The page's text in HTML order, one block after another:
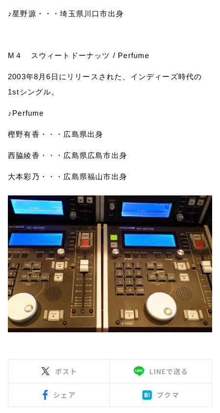
♪星野源・・・埼玉県川口市出身
M ４ スウィートドーナッツ / Perfume
2003年8 月6 日にリリースされた、インディーズ時代の
1stシングル。
♪ Perfume
樫野有香・・・広島県出身
西脇綾香・・・広島県広島市出身
大本彩乃・・・広島県福山市出身
ポスト LINEで送る
シェア ブクマ